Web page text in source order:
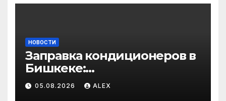
НОВОСТИ
Заправка кондиционеров в
Бишкеке:
профессиональные услуги
для дома и авто
05.08.2026 ALEX